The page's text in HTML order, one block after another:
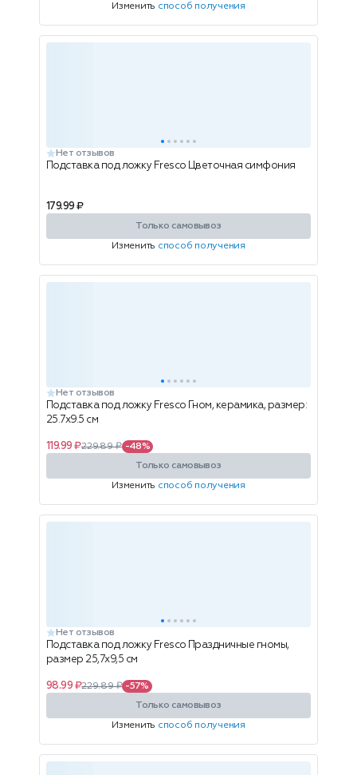
Изменить способ получения
Нет отзывов
Подставка под ложку Fresco Цветочная симфония
179.99 ₽
Только самовывоз
Изменить способ получения
Нет отзывов
Подставка под ложку Fresco Гном, керамика, размер:
25.7х9.5 см
119.99 ₽229.89 ₽ -48%
Только самовывоз
Изменить способ получения
Нет отзывов
Подставка под ложку Fresco Праздничные гномы,
размер 25,7х9,5 см
98.99 ₽229.89 ₽ -57%
Только самовывоз
Изменить способ получения